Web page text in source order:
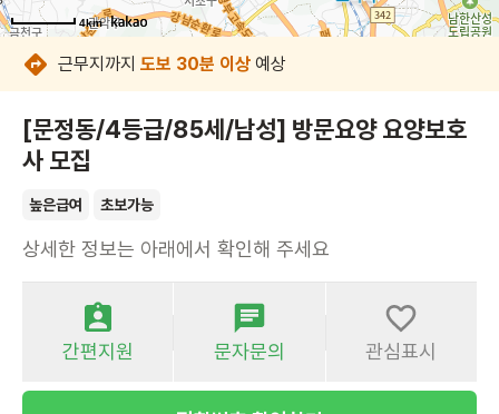
4km
4km
4km
4km
4km
4km
4km
4km
근무지까지 도보 30분 이상 예상
[문정동/4등급/85세/남성] 방문요양 요양보호
사 모집
높은급여 초보가능
상세한 정보는 아래에서 확인해 주세요
간편지원 문자문의 관심표시